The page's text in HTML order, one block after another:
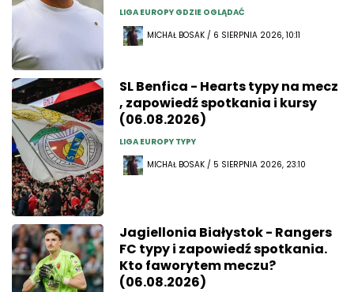
LIGA EUROPY GDZIE OGLĄDAĆ
MICHAŁ BOSAK / 6 SIERPNIA 2026, 10:11
SL Benfica - Hearts typy na mecz
, zapowiedź spotkania i kursy
(06.08.2026)
LIGA EUROPY TYPY
MICHAŁ BOSAK / 5 SIERPNIA 2026, 23:10
Jagiellonia Białystok - Rangers
FC typy i zapowiedź spotkania.
Kto faworytem meczu?
(06.08.2026)